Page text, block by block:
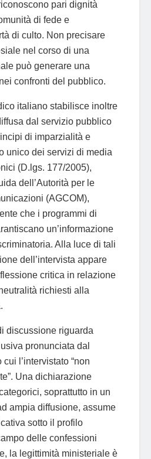
pari dignità
di fede e
di culto. Non precisare
nel corso di una
può generare una
confronti del pubblico.
italiano stabilisce inoltre
dal servizio pubblico
di imparzialità e
unico dei servizi di media
(D.lgs. 177/2005),
dell’Autorità per le
(AGCOM),
che i programmi di
un’informazione
Alla luce di tali
dell’intervista appare
critica in relazione
richiesti alla
discussione riguarda
pronunciata dal
l’intervistato “non
Una dichiarazione
soprattutto in un
ampia diffusione, assume
sotto il profilo
delle confessioni
la legittimità ministeriale è